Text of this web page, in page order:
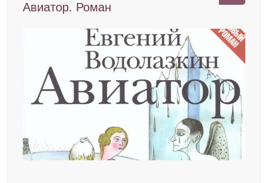
Авиатор. Роман